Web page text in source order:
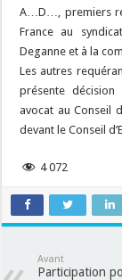
A…D…, premiers
France au
Deganne et à la
Les autres
présente décision
avocat au Conseil
devant le Conseil
4 072
Avant
Participation